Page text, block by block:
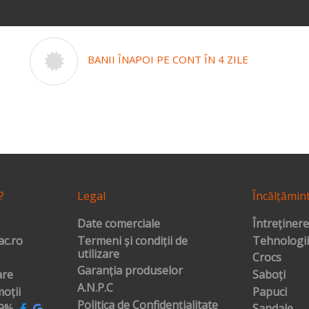
BANII ÎNAPOI PE CONT ÎN 4 ZILE
Legal
Date comerciale
Termeni și condiții de
utilizare
Garanția produselor
A.N.P.C
Politica de Confidențialitate
Crocs
Saboți
Papuci